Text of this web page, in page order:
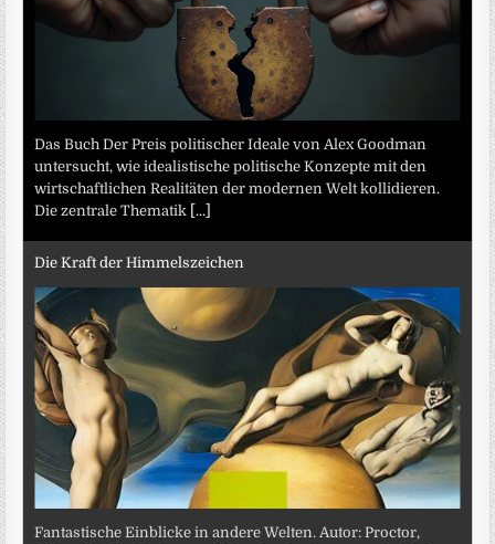
Das Buch Der Preis politischer Ideale von Alex Goodman
untersucht, wie idealistische politische Konzepte mit den
wirtschaftlichen Realitäten der modernen Welt kollidieren.
Die zentrale Thematik [...]
Die Kraft der Himmelszeichen
Fantastische Einblicke in andere Welten. Autor: Proctor,